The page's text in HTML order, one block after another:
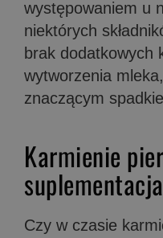
występowaniem u
niektórych
brak dodatkowych
wytworzenia
znaczącym
Karmienie
suplementacja
Czy w czasie